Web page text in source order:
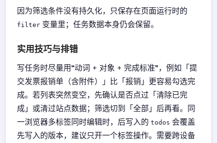
因为筛选条件没有持久化，只保存在页面运行时的
filter变量里；任务数据本身仍会保留。
实用技巧与排错
写任务时尽量用“动词 + 对象 + 完成标准”，例如「提
交发票报销单（含附件）」比「报销」更容易勾选完
成。若列表突然变空，先确认是否点过「清除已完
成」或清过站点数据；筛选切到「全部」后再看。同
一浏览器多标签同时编辑时，后写入的 todos 会覆盖
先写入的版本，建议只开一个标签操作。需要跨设备